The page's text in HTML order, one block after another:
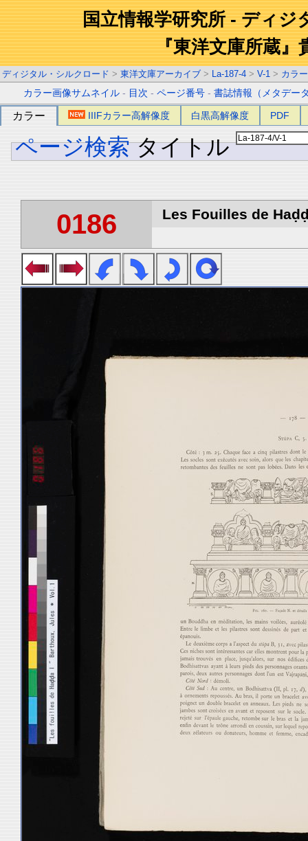
国立情報学研究所 - ディジ
『東洋文庫所蔵』
ディジタル・シルクロード > 東洋文庫アーカイブ > La-187-4 > V-1 > カラ
カラー画像サムネイル - 目次 -ページ番号 -書誌情報（メタデー
カラー IIIFカラー高解像度 白黒高解像度 PDF
ページ検索 タイトル
0186 Les Fouilles de